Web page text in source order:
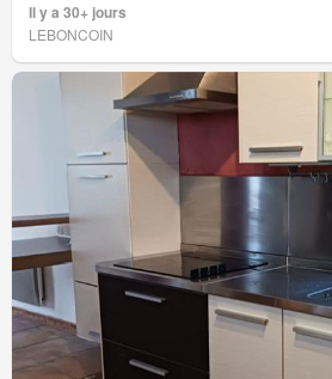
Il y a 30+ jours
LEBONCOIN